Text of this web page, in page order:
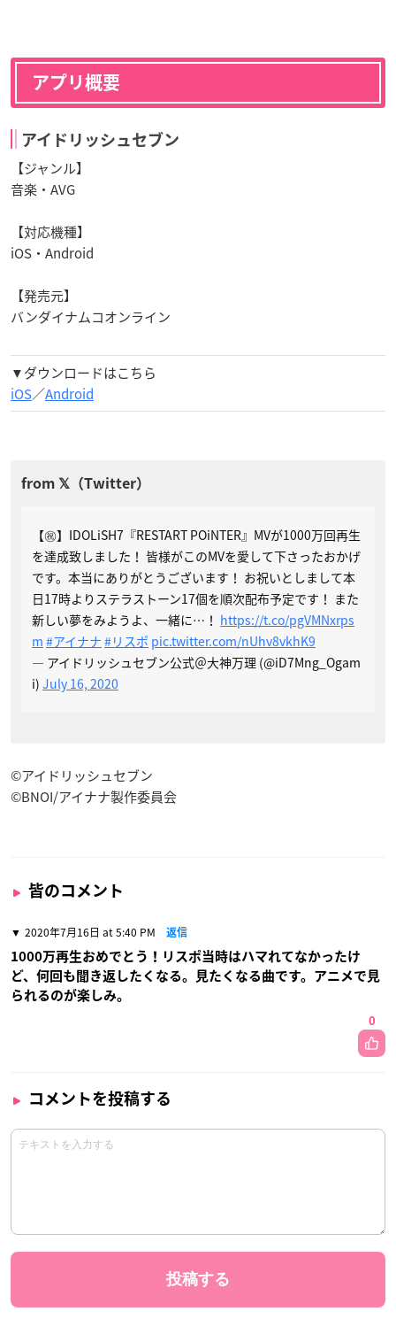
アプリ概要
アイドリッシュセブン
【ジャンル】
音楽・AVG
【対応機種】
iOS・Android
【発売元】
バンダイナムコオンライン
▼ダウンロードはこちら
iOS／Android
【㊗️】IDOLiSH7『RESTART POiNTER』MVが1000万回再生
を達成致しました！ 皆様がこのMVを愛して下さったおかげ
です。本当にありがとうございます！ お祝いとしまして本
日17時よりステラストーン17個を順次配布予定です！ また
新しい夢をみようよ、一緒に…！ https://t.co/pgVMNxrps
m #アイナナ #リスポ pic.twitter.com/nUhv8vkhK9
— アイドリッシュセブン公式＠大神万理 (@iD7Mng_Ogam
i) July 16, 2020
©アイドリッシュセブン
©BNOI/アイナナ製作委員会
皆のコメント
2020年7月16日 at 5:40 PM 返信
1000万再生おめでとう！リスポ当時はハマれてなかったけ
ど、何回も聞き返したくなる。見たくなる曲です。アニメで見
られるのが楽しみ。
0
コメントを投稿する